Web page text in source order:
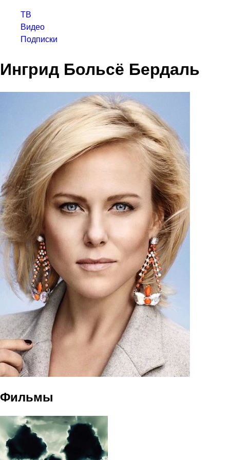
ТВ
Видео
Подписки
Ингрид Больсё Бердаль
Фильмы